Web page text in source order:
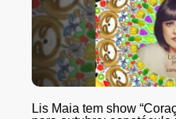
Lis Maia tem show